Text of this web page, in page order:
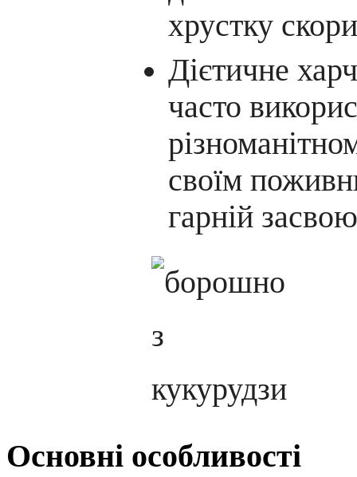
хрустку
Дієтичне
часто
своїм
гарній
Основні особливості